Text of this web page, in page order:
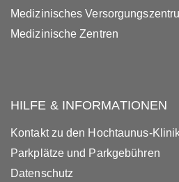
Medizinisches
Medizinische Zentren
HILFE & INFORMATIONEN
Kontakt zu den Hochtaunus-
Parkplätze und Parkgebühren
Datenschutz